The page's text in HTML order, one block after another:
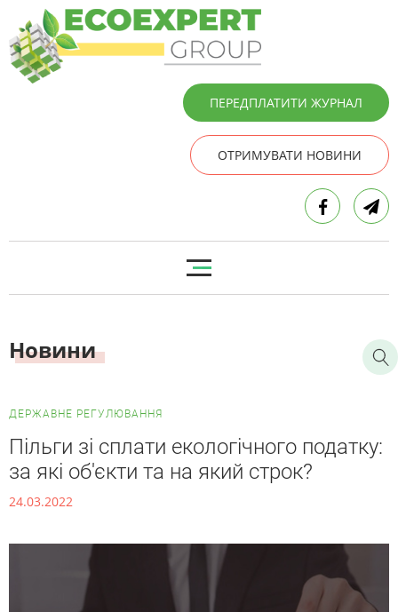
ПЕРЕДПЛАТИТИ ЖУРНАЛ
ОТРИМУВАТИ НОВИНИ
Новини
ДЕРЖАВНЕ РЕГУЛЮВАННЯ
Пільги зі сплати екологічного податку:
за які об'єкти та на який строк?
24.03.2022